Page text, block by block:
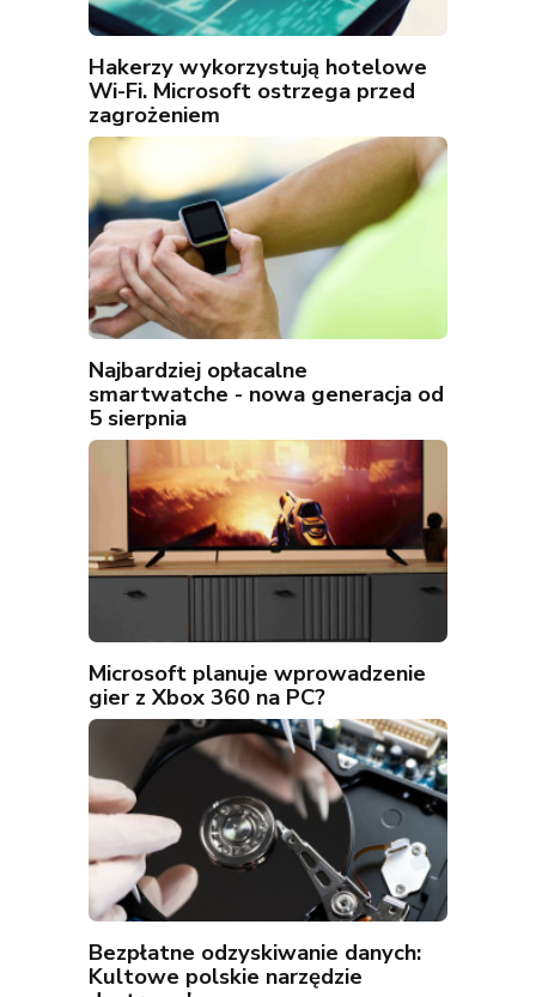
Hakerzy wykorzystują hotelowe
Wi-Fi. Microsoft ostrzega przed
zagrożeniem
Najbardziej opłacalne
smartwatche - nowa generacja od
5 sierpnia
Microsoft planuje wprowadzenie
gier z Xbox 360 na PC?
Bezpłatne odzyskiwanie danych:
Kultowe polskie narzędzie